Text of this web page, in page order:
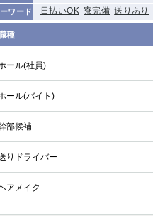
ワード 日払いOK 寮完備 送りあり
種
ール(社員)
ール(バイト)
部候補
りドライバー
アメイク